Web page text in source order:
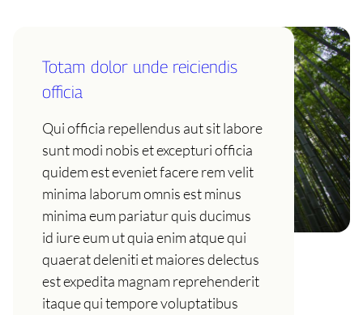
Totam dolor unde reiciendis
officia
Qui officia repellendus aut sit labore
sunt modi nobis et excepturi officia
quidem est eveniet facere rem velit
minima laborum omnis est minus
minima eum pariatur quis ducimus
id iure eum ut quia enim atque qui
quaerat deleniti et maiores delectus
est expedita magnam reprehenderit
itaque qui tempore voluptatibus